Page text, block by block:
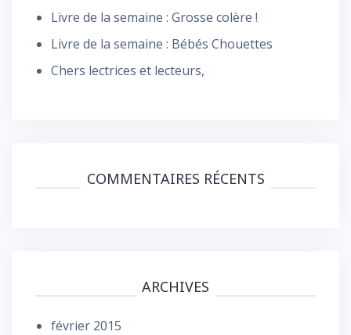
Livre de la semaine : Grosse colère !
Livre de la semaine : Bébés Chouettes
Chers lectrices et lecteurs,
COMMENTAIRES RÉCENTS
ARCHIVES
février 2015